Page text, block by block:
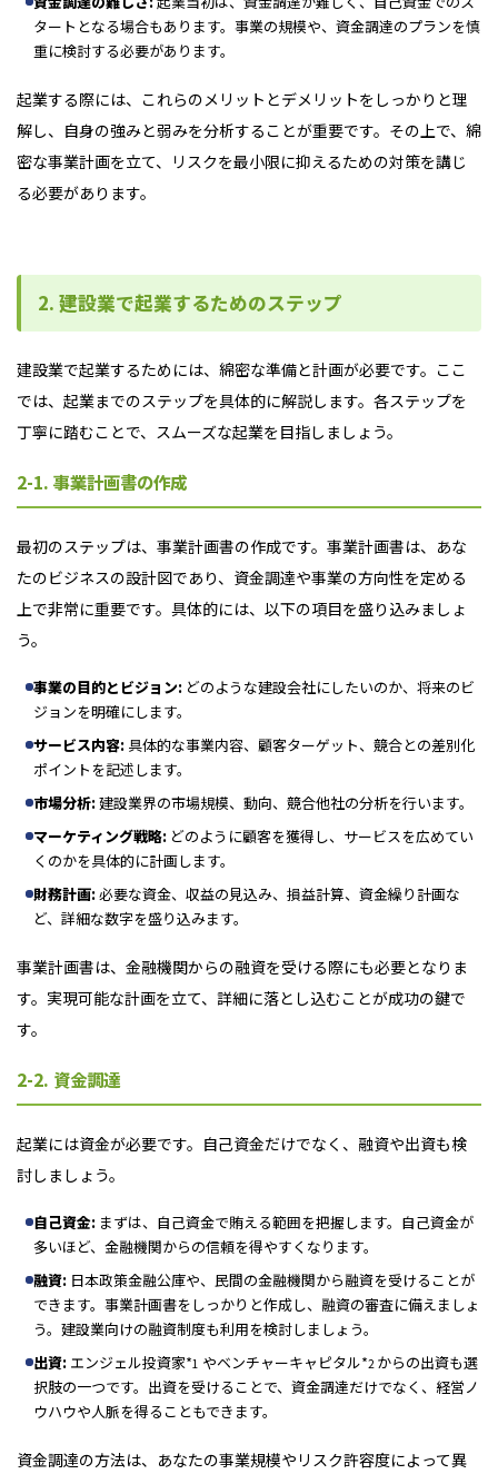
タートとなる場合もあります。事業の規模や、資金調達のプランを慎
重に検討する必要があります。
起業する際には、これらのメリットとデメリットをしっかりと理
解し、自身の強みと弱みを分析することが重要です。その上で、綿
密な事業計画を立て、リスクを最小限に抑えるための対策を講じ
る必要があります。
2. 建設業で起業するためのステップ
建設業で起業するためには、綿密な準備と計画が必要です。ここ
では、起業までのステップを具体的に解説します。各ステップを
丁寧に踏むことで、スムーズな起業を目指しましょう。
2-1. 事業計画書の作成
最初のステップは、事業計画書の作成です。事業計画書は、あな
たのビジネスの設計図であり、資金調達や事業の方向性を定める
上で非常に重要です。具体的には、以下の項目を盛り込みましょ
う。
事業の目的とビジョン: どのような建設会社にしたいのか、将来のビ
ジョンを明確にします。
サービス内容: 具体的な事業内容、顧客ターゲット、競合との差別化
ポイントを記述します。
市場分析:建設業界の市場規模、動向、競合他社の分析を行います。
マーケティング戦略: どのように顧客を獲得し、サービスを広めてい
くのかを具体的に計画します。
財務計画:必要な資金、収益の見込み、損益計算、資金繰り計画な
ど、詳細な数字を盛り込みます。
事業計画書は、金融機関からの融資を受ける際にも必要となりま
す。実現可能な計画を立て、詳細に落とし込むことが成功の鍵で
す。
2-2. 資金調達
起業には資金が必要です。自己資金だけでなく、融資や出資も検
討しましょう。
自己資金: まずは、自己資金で賄える範囲を把握します。自己資金が
多いほど、金融機関からの信頼を得やすくなります。
融資: 日本政策金融公庫や、民間の金融機関から融資を受けることが
できます。事業計画書をしっかりと作成し、融資の審査に備えましょ
う。建設業向けの融資制度も利用を検討しましょう。
出資: エンジェル投資家*1 やベンチャーキャピタル*2 からの出資も選
択肢の一つです。出資を受けることで、資金調達だけでなく、経営ノ
ウハウや人脈を得ることもできます。
資金調達の方法は、あなたの事業規模やリスク許容度によって異